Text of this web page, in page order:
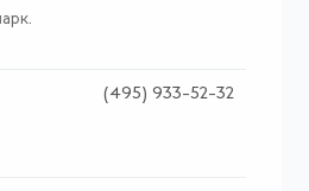
(495) 933-52-32